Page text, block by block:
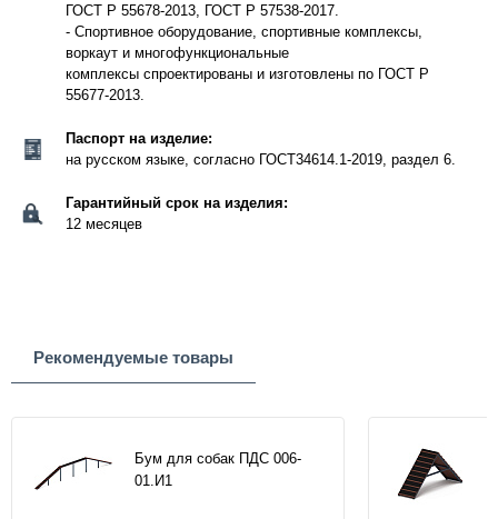
ГОСТ Р 55678-2013, ГОСТ Р 57538-2017.
- Спортивное оборудование, спортивные комплексы,
воркаут и многофункциональные
комплексы спроектированы и изготовлены по ГОСТ Р
55677-2013.
Паспорт на изделие:
на русском языке, согласно ГОСТ34614.1-2019, раздел 6.
Гарантийный срок на изделия:
12 месяцев
Рекомендуемые товары
Бум для собак ПДС 006-
01.И1